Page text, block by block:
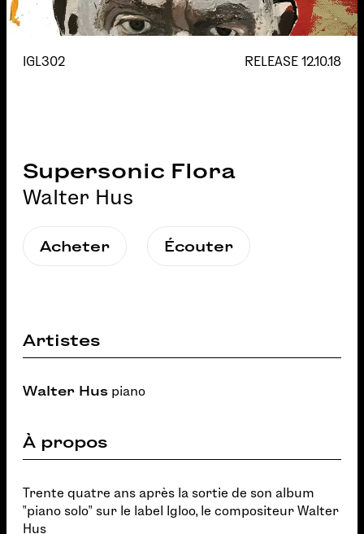
IGL302 RELEASE 12.10.18
Supersonic Flora
Walter Hus
Acheter Écouter
Artistes
Walter Hus piano
À propos
Trente quatre ans après la sortie de son album
"piano solo" sur le label Igloo, le compositeur Walter
Hus